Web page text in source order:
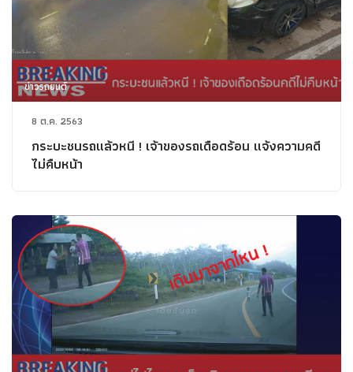
ข่าวรถยนต์
8 ต.ค. 2563
กระบะชนรถแล้วหนี ! เจ้าของรถเดือดร้อน แจ้งความคดี
ไม่คืบหน้า